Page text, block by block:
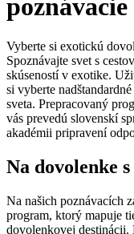
Vyberte si exotickú
Spoznávajte svet s
skúseností v exotike.
si vyberte
sveta. Prepracovaný
vás prevedú slovenskí
akadémii pripravení
Na dovolenke
Na našich poznávacích
program, ktorý mapuje
dovolenkovej